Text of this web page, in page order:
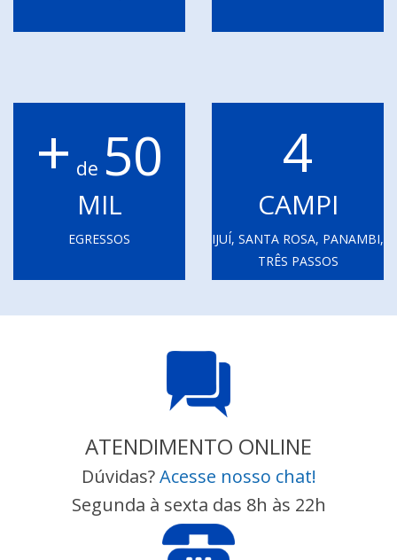
+ de 50
MIL
EGRESSOS
4
CAMPI
IJUÍ, SANTA ROSA, PANAMBI,
TRÊS PASSOS
ATENDIMENTO ONLINE
Dúvidas?Acesse nosso chat!
Segunda à sexta das 8h às 22h